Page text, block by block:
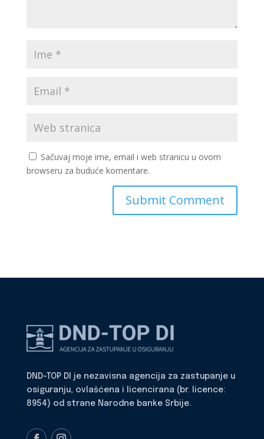
Sačuvaj moje ime, email i web stranicu u ovom
browseru za buduće komentare.
DND-TOP DI je nezavisna agencija za zastupanje u
osiguranju, ovlašćena i licencirana (br. licence:
8954) od strane Narodne banke Srbije.